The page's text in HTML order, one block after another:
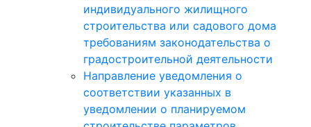
индивидуального жилищного
строительства или садового дома
требованиям законодательства о
градостроительной деятельности
Направление уведомления о
соответствии указанных в
уведомлении о планируемом